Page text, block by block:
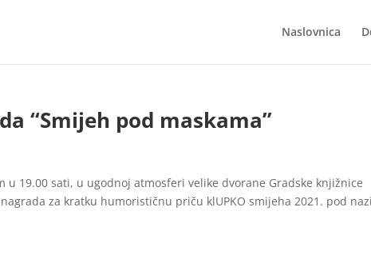
Naslovnica
“Smijeh pod maskama”
u 19.00 sati, u ugodnoj atmosferi velike dvorane Gradske knjižnice
za kratku humorističnu priču klUPKO smijeha 2021. pod